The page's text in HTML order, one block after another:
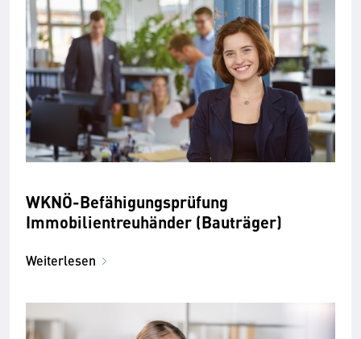
WKNÖ-Befähigungsprüfung
Immobilientreuhänder (Bauträger)
Weiterlesen